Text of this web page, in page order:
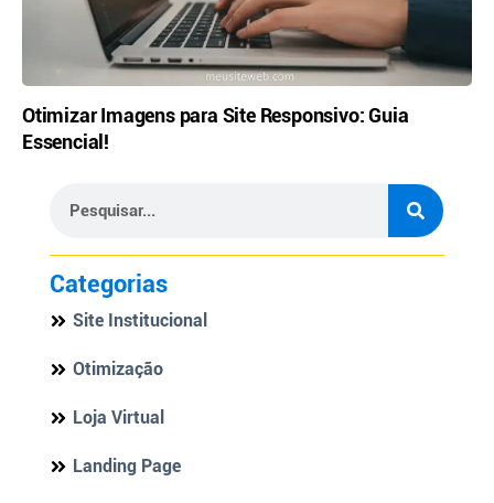
Otimizar Imagens para Site Responsivo: Guia
Essencial!
Categorias
Site Institucional
Otimização
Loja Virtual
Landing Page